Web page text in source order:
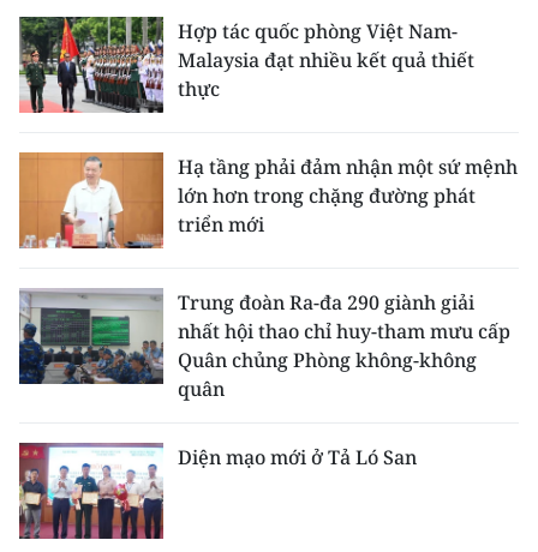
Hợp tác quốc phòng Việt Nam-
Malaysia đạt nhiều kết quả thiết
thực
Hạ tầng phải đảm nhận một sứ mệnh
lớn hơn trong chặng đường phát
triển mới
Trung đoàn Ra-đa 290 giành giải
nhất hội thao chỉ huy-tham mưu cấp
Quân chủng Phòng không-không
quân
Diện mạo mới ở Tả Ló San